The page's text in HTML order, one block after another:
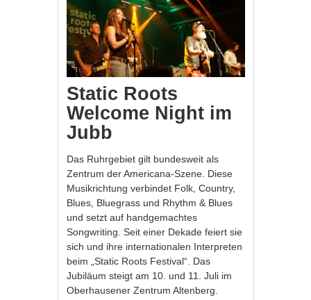
Static Roots
Welcome Night im
Jubb
Das Ruhrgebiet gilt bundesweit als
Zentrum der Americana-Szene. Diese
Musikrichtung verbindet Folk, Country,
Blues, Bluegrass und Rhythm & Blues
und setzt auf handgemachtes
Songwriting. Seit einer Dekade feiert sie
sich und ihre internationalen Interpreten
beim „Static Roots Festival“. Das
Jubiläum steigt am 10. und 11. Juli im
Oberhausener Zentrum Altenberg.